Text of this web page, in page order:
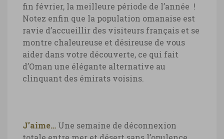
fin février, la meilleure période de l’année !
Notez enfin que la population omanaise est
ravie d’accueillir des visiteurs français et se
montre chaleureuse et désireuse de vous
aider dans votre découverte, ce qui fait
d’Oman une élégante alternative au
clinquant des émirats voisins.
J’aime… Une semaine de déconnexion